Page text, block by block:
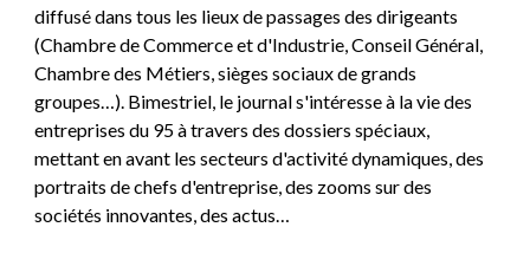
diffusé dans tous les lieux de passages des dirigeants
(Chambre de Commerce et d'Industrie, Conseil Général,
Chambre des Métiers, sièges sociaux de grands
groupes…). Bimestriel, le journal s'intéresse à la vie des
entreprises du 95 à travers des dossiers spéciaux,
mettant en avant les secteurs d'activité dynamiques, des
portraits de chefs d'entreprise, des zooms sur des
sociétés innovantes, des actus…